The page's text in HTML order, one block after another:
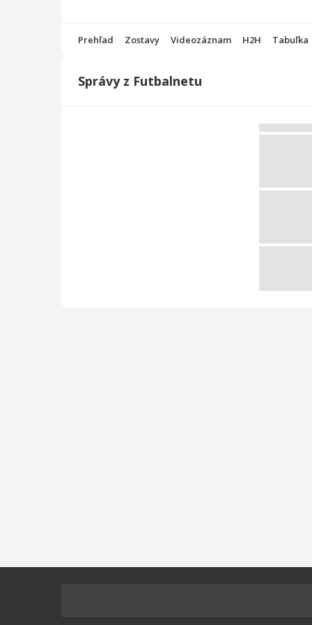
Prehľad Zostavy Videozáznam H2H Tabuľka
Správy z Futbalnetu